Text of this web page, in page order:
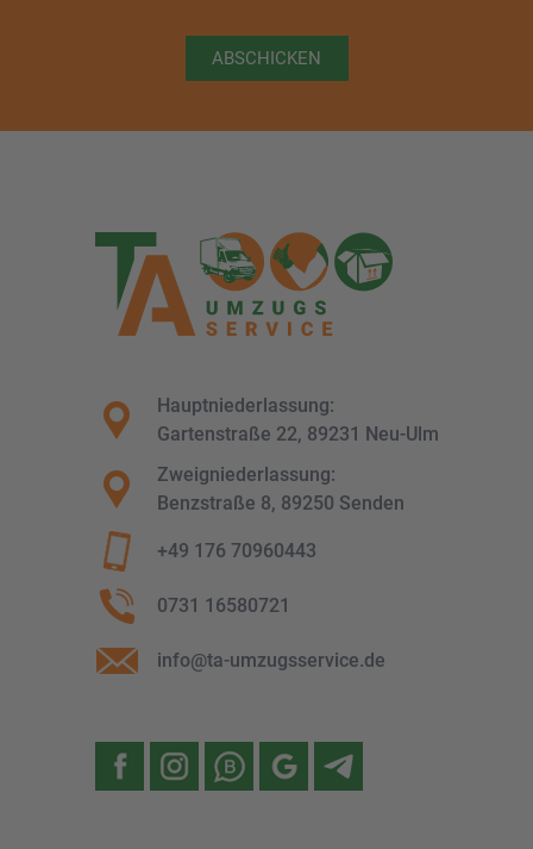
ABSCHICKEN
Hauptniederlassung:
Gartenstraße 22, 89231 Neu-Ulm
Zweigniederlassung:
Benzstraße 8, 89250 Senden
+49 176 70960443
0731 16580721
info@ta-umzugsservice.de